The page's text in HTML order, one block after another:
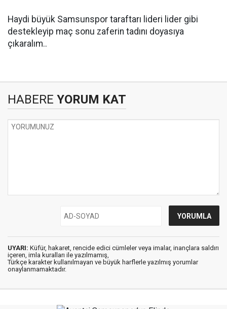
Haydi büyük Samsunspor taraftarı lideri lider gibi
destekleyip maç sonu zaferin tadını doyasıya
çıkaralım..
HABERE YORUM KAT
UYARI: Küfür, hakaret, rencide edici cümleler veya imalar, inançlara saldırı
içeren, imla kuralları ile yazılmamış,
Türkçe karakter kullanılmayan ve büyük harflerle yazılmış yorumlar
onaylanmamaktadır.